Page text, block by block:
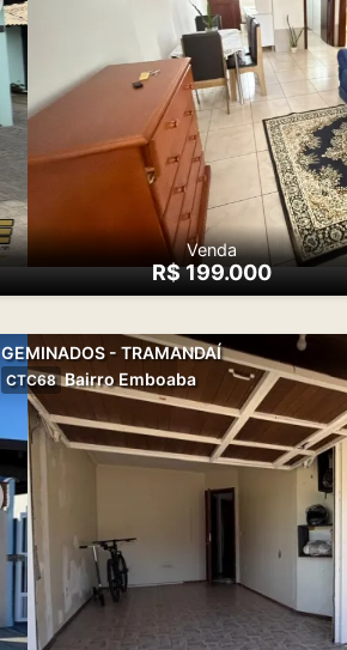
Venda
R$ 199.000
GEMINADOS - TRAMANDAÍ
CTC68 Bairro Emboaba